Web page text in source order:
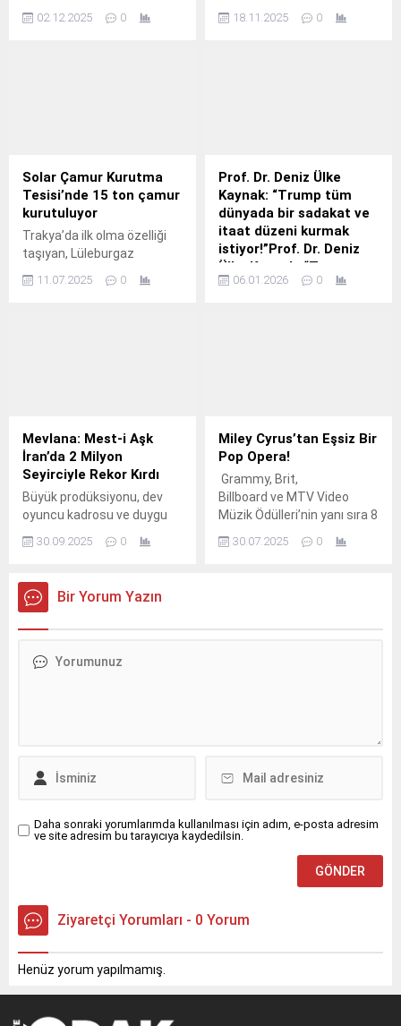
aşkı simgeleyen Hanna’nın
02.12.2025 0
Av.
18.11.2025 0
Solar Çamur Kurutma
Tesisi’nde 15 ton çamur
kurutuluyor
Trakya’da ilk olma özelliği
taşıyan, Lüleburgaz
Mahallesi’nde hayata
11.07.2025 0
Prof. Dr. Deniz Ülke
Kaynak: “Trump tüm
dünyada bir sadakat ve
itaat düzeni kurmak
istiyor!”Prof. Dr. Deniz
Ülke Kaynak: “Trump
tüm dünyada bir
06.01.2026 0
Mevlana: Mest-i Aşk
İran’da 2 Milyon
Seyirciyle Rekor Kırdı
Büyük prodüksiyonu, dev
oyuncu kadrosu ve duygu
çeken "Mevlana: Mest-i
komedi olmayan filmler
dalında (Tarihi – Dram) 2
30.09.2025 0
Miley Cyrus’tan Eşsiz Bir
Pop Opera!
Grammy, Brit,
Billboard ve MTV Video
Müzik Ödülleri’nin yanı sıra 8
Rekoru elde eden ve farklı
30.07.2025 0
Bir Yorum Yazın
Daha sonraki yorumlarımda kullanılması için adım, e-posta adresim
ve site adresim bu tarayıcıya kaydedilsin.
Ziyaretçi Yorumları - 0 Yorum
Henüz yorum yapılmamış.